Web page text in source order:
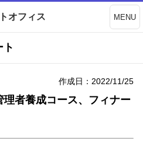
オフィス MENU
作成日：2022/11/25
者養成コース、フィナー